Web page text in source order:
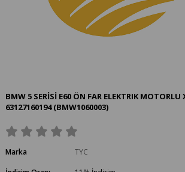
BMW 5 SERİSİ E60 ÖN FAR ELEKTRIK
63127160194(BMW1060003)
Marka
TYC